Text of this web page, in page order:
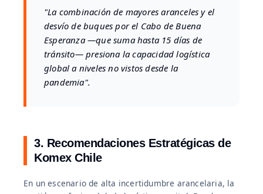
"La combinación de mayores aranceles y el
desvío de buques por el Cabo de Buena
Esperanza —que suma hasta 15 días de
tránsito— presiona la capacidad logística
global a niveles no vistos desde la
pandemia".
3. Recomendaciones Estratégicas de
Komex Chile
En un escenario de alta incertidumbre arancelaria, la